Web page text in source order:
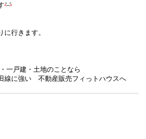
に行きます。
一戸建・土地のことなら
線に強い 不動産販売フィっトハウスへ